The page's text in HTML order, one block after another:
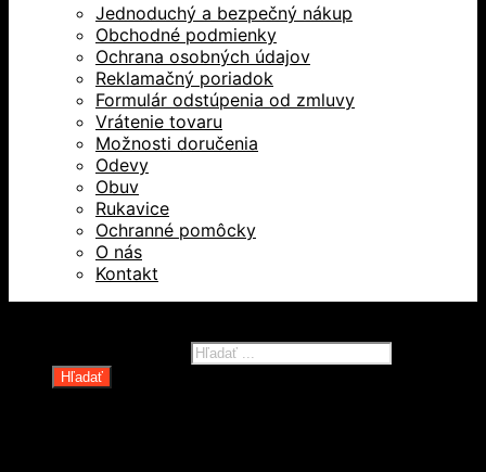
Jednoduchý a bezpečný nákup
Obchodné podmienky
Ochrana osobných údajov
Reklamačný poriadok
Formulár odstúpenia od zmluvy
Vrátenie tovaru
Možnosti doručenia
Odevy
Obuv
Rukavice
Ochranné pomôcky
O nás
Kontakt
Hľadať